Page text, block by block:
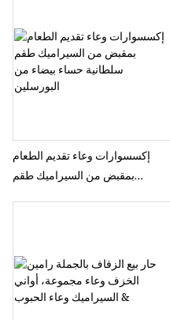
إكسسوارات وعاء تقديم الطعام
بمقبض من السيراميك طقم